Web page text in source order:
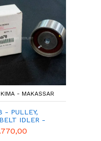
- MAKASSAR
- PULLEY,
IDLER -
SPAREPART
TRITON